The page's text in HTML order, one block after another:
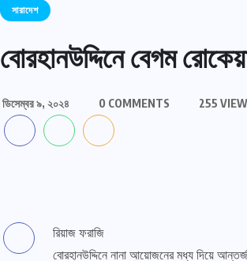
সারাদেশ
বোরহানউদ্দিনে বেগম
ডিসেম্বর ৯, ২০২৪ 0 COMMENTS 255
রিয়াজ ফরাজি
বোরহানউদ্দিনে নানা আয়োজনের মধ্য দিয়ে